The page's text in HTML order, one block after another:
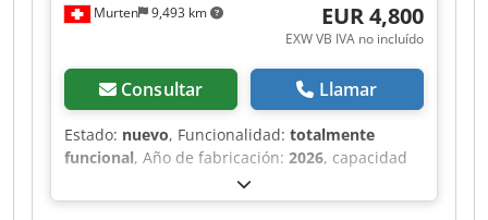
Murten 9,493 km EUR 4,800
EXW VB IVA no incluído
Consultar Llamar
Estado: nuevo, Funcionalidad: totalmente
funcional, Año de fabricación: 2026, capacidad
, tipo de combustible:
eléctrico, tipo de mástil:dúplex, potencia:2.2